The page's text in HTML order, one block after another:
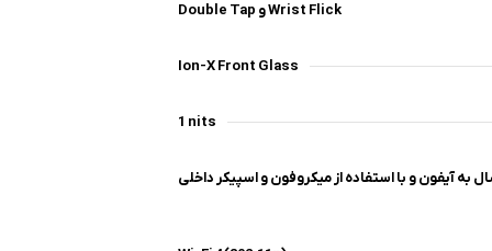
کامل‌تر می‌کنند:
Double Tap و Wrist Flick
Ion-X Front Glass
1 nits
به آیفون و با استفاده از میکروفون و اسپیکر داخلی